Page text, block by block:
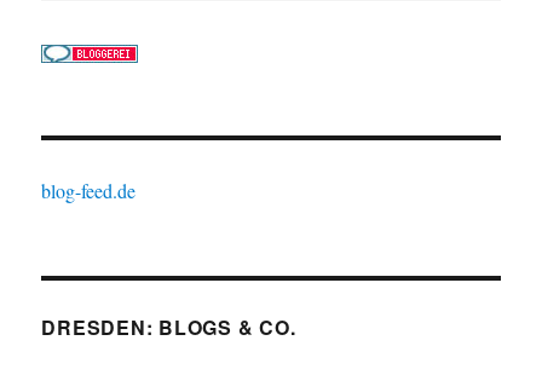
blog-feed.de
DRESDEN: BLOGS & CO.